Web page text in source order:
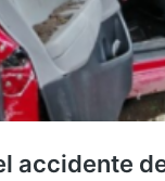
accidente